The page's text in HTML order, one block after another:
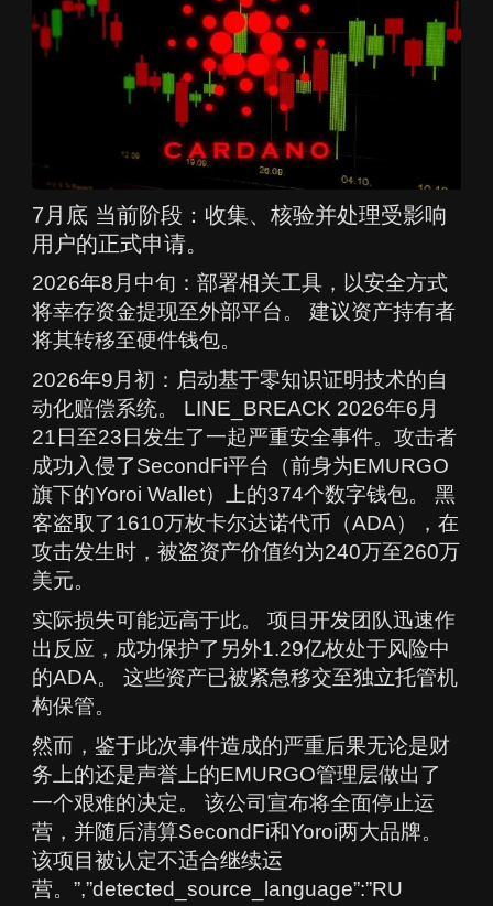
7月底 当前阶段：收集、核验并处理受影响
用户的正式申请。
2026年8月中旬：部署相关工具，以安全方式
将幸存资金提现至外部平台。 建议资产持有者
将其转移至硬件钱包。
2026年9月初：启动基于零知识证明技术的自
动化赔偿系统。 LINE_BREACK 2026年6月
21日至23日发生了一起严重安全事件。攻击者
成功入侵了SecondFi平台（前身为EMURGO
旗下的Yoroi Wallet）上的374个数字钱包。 黑
客盗取了1610万枚卡尔达诺代币（ADA），在
攻击发生时，被盗资产价值约为240万至260万
美元。
实际损失可能远高于此。 项目开发团队迅速作
出反应，成功保护了另外1.29亿枚处于风险中
的ADA。 这些资产已被紧急移交至独立托管机
构保管。
然而，鉴于此次事件造成的严重后果无论是财
务上的还是声誉上的EMURGO管理层做出了
一个艰难的决定。 该公司宣布将全面停止运
营，并随后清算SecondFi和Yoroi两大品牌。
该项目被认定不适合继续运
营。”,”detected_source_language”:”RU